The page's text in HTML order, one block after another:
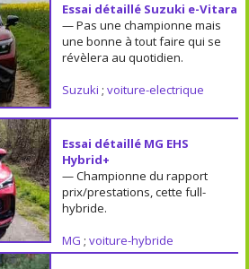
Essai détaillé Suzuki e-Vitara
— Pas une championne mais
une bonne à tout faire qui se
révèlera au quotidien.
Suzuki ; voiture-electrique
Essai détaillé MG EHS
Hybrid+
— Championne du rapport
prix/prestations, cette full-
hybride.
MG ; voiture-hybride